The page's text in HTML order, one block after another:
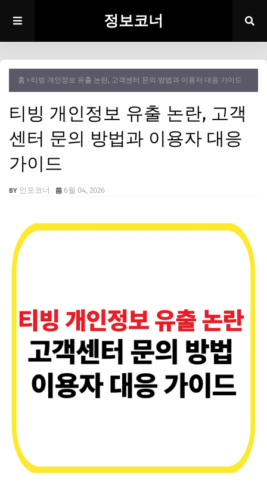
정보코너
홈 티빙 개인정보 유출 논란, 고객센터 문의 방법과 이용자 대응 가이드
티빙 개인정보 유출 논란, 고객
센터 문의 방법과 이용자 대응
가이드
인포코너 6월 04, 2026